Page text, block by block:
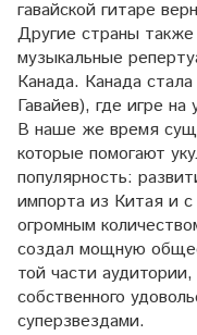
гавайской гитаре
Другие страны
музыкальные
Канада. Канада
Гавайев), где игре
В наше же время
которые помогают
популярность:
импорта из Китая и
огромным
создал мощную
той части
собственного
суперзвездами.